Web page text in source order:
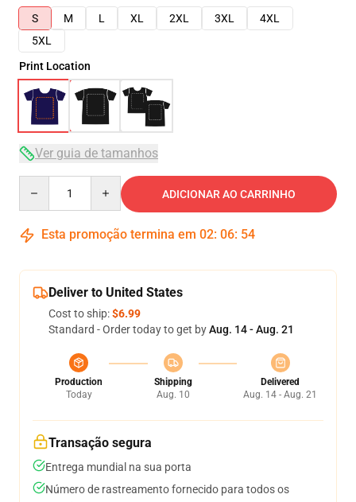
S
M L XL 2XL 3XL
4XL
5XL
Print Location
Ver guia de tamanhos
ADICIONAR AO CARRINHO
Esta promoção termina em 02: 06: 54
Deliver to United States
Cost to ship:$6.99
Standard - Order today to get byAug. 14 - Aug. 21
Production
Today
Shipping
Aug. 10
Delivered
Aug. 14 - Aug. 21
Transação segura
Entrega mundial na sua porta
Número de rastreamento fornecido para todos os